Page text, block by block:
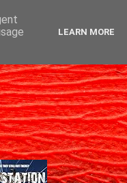
LEARN MORE